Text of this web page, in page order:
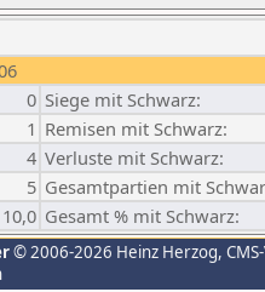
0 Siege mit Schwarz:
1 Remisen mit Schwarz:
4 Verluste mit Schwarz:
5 Gesamtpartien mit
10,0 Gesamt % mit Schwarz:
© 2006-2026 Heinz Herzog,